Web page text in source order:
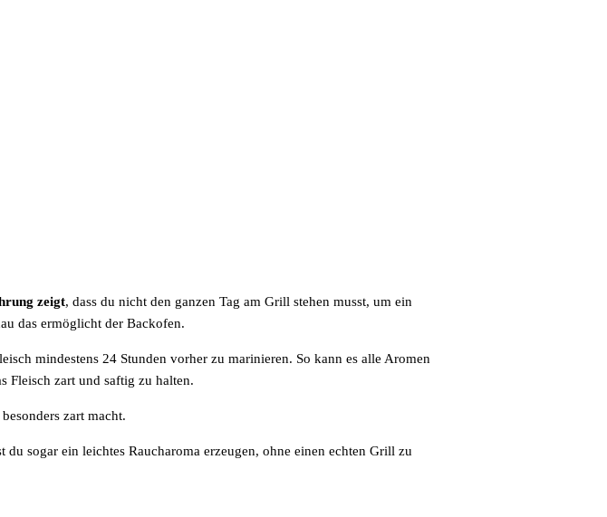
zeigt, dass du nicht den ganzen Tag am Grill stehen musst, um ein
das ermöglicht der Backofen.
mindestens 24 Stunden vorher zu marinieren. So kann es alle Aromen
Fleisch zart und saftig zu halten.
zart macht.
sogar ein leichtes Raucharoma erzeugen, ohne einen echten Grill zu